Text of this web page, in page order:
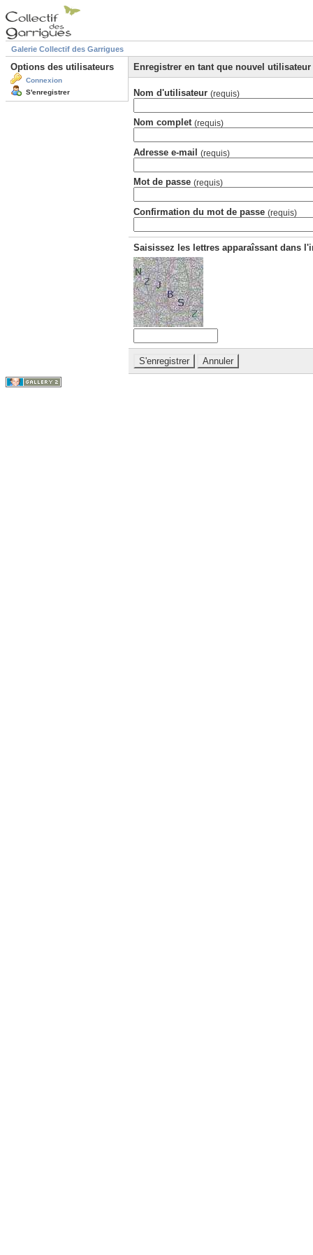
Galerie Collectif des Garrigues
Options des utilisateurs
Connexion
S'enregistrer
Enregistrer en tant que nouvel utilisateur
Nom d'utilisateur (requis)
Nom complet (requis)
Adresse e-mail (requis)
Mot de passe (requis)
Confirmation du mot de passe (requis)
Saisissez les lettres apparaîssant dans